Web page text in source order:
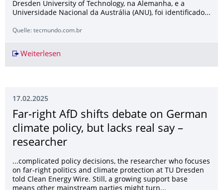
Dresden University of Technology, na Alemanha, e a
Universidade Nacional da Austrália (ANU), foi identificado...
Quelle: tecmundo.com.br
Weiterlesen
17.02.2025
Far-right AfD shifts debate on German
climate policy, but lacks real say –
researcher
...complicated policy decisions, the researcher who focuses
on far-right politics and climate protection at TU Dresden
told Clean Energy Wire. Still, a growing support base